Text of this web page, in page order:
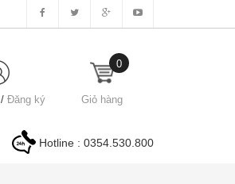
/Đăng ký Giỏ hàng
0
Hotline : 0354.530.800